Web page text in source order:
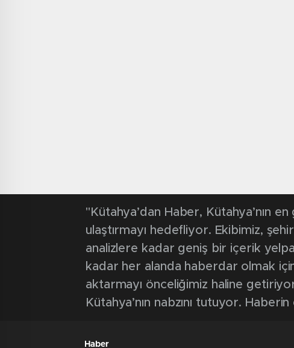
"Kütahya’dan Haber, Kütahya’nın
ulaştırmayı hedefliyor. Ekibimiz,
analizlere kadar geniş bir içerik
kadar her alanda haberdar olmak
aktarmayı önceliğimiz haline
Kütahya’nın nabzını tutuyor.
Haber